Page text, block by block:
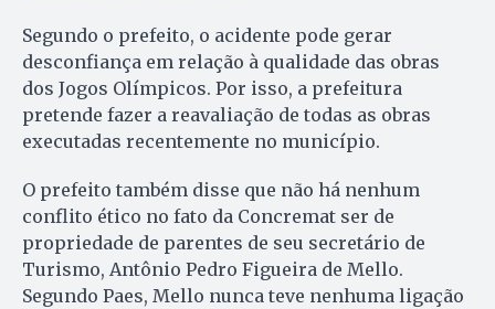
Segundo o prefeito, o acidente pode gerar
desconfiança em relação à qualidade das obras
dos Jogos Olímpicos. Por isso, a prefeitura
pretende fazer a reavaliação de todas as obras
executadas recentemente no município.
O prefeito também disse que não há nenhum
conflito ético no fato da Concremat ser de
propriedade de parentes de seu secretário de
Turismo, Antônio Pedro Figueira de Mello.
Segundo Paes, Mello nunca teve nenhuma ligação